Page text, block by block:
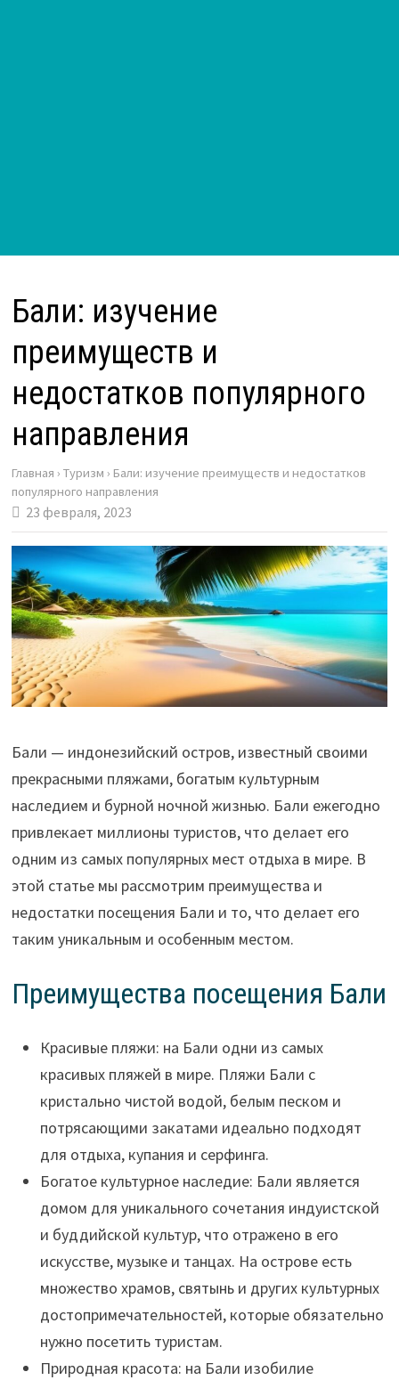
Бали: изучение
преимуществ и
недостатков популярного
направления
Главная › Туризм › Бали: изучение преимуществ и недостатков
популярного направления
23 февраля, 2023
Бали — индонезийский остров, известный своими
прекрасными пляжами, богатым культурным
наследием и бурной ночной жизнью. Бали ежегодно
привлекает миллионы туристов, что делает его
одним из самых популярных мест отдыха в мире. В
этой статье мы рассмотрим преимущества и
недостатки посещения Бали и то, что делает его
таким уникальным и особенным местом.
Преимущества посещения Бали
Красивые пляжи: на Бали одни из самых
красивых пляжей в мире. Пляжи Бали с
кристально чистой водой, белым песком и
потрясающими закатами идеально подходят
для отдыха, купания и серфинга.
Богатое культурное наследие: Бали является
домом для уникального сочетания индуистской
и буддийской культур, что отражено в его
искусстве, музыке и танцах. На острове есть
множество храмов, святынь и других культурных
достопримечательностей, которые обязательно
нужно посетить туристам.
Природная красота: на Бали изобилие